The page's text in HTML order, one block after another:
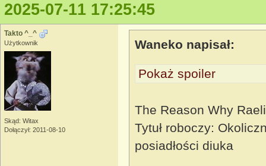
2025-07-11 17:25:45
Takto ^_^
Użytkownik
Skąd: Witax
Dołączył: 2011-08-10
Waneko napisał:
Pokaż spoiler
The Reason Why
Tytuł roboczy:
posiadłości diuka